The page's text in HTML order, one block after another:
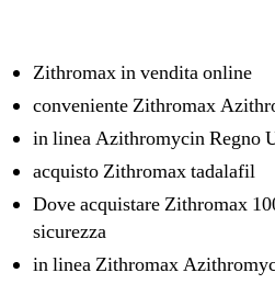
Zithromax in vendita online
conveniente Zithromax
in linea Azithromycin Regno
acquisto Zithromax tadalafil
Dove acquistare Zithromax
sicurezza
in linea Zithromax